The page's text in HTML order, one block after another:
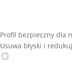
Profil bezpieczny dla
Usuwa błyski i